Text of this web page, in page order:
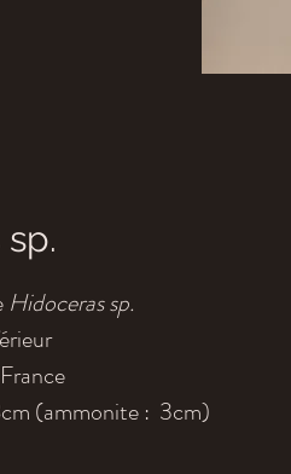
Hidoceras sp.
(ammonite : 3cm)